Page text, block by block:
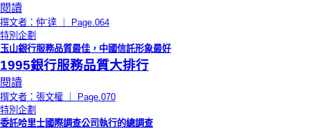
閱讀
撰文者：仲ˉ達 ｜ Page.064
特別企劃
玉山銀行服務品質最佳，中國信託形象最好
1995銀行服務品質大排行
閱讀
撰文者：張文權 ｜ Page.070
特別企劃
委託哈里士國際調查公司執行的總調查